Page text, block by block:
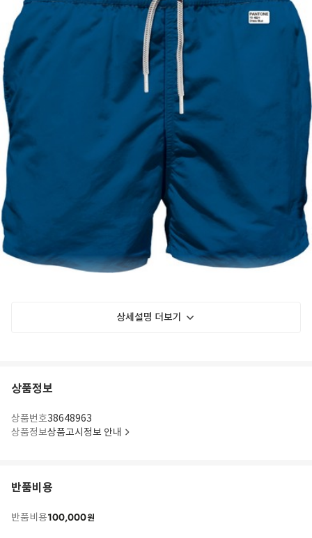
상세설명 더보기
상품정보
상품번호38648963
상품정보상품고시정보 안내
반품비용
반품비용100,000원